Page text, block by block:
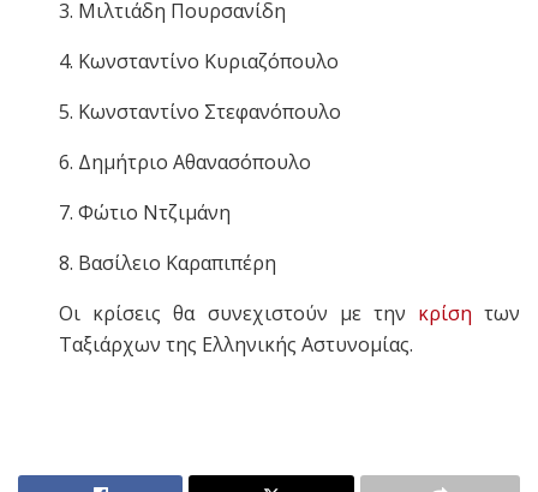
3. Μιλτιάδη Πουρσανίδη
4. Κωνσταντίνο Κυριαζόπουλο
5. Κωνσταντίνο Στεφανόπουλο
6. Δημήτριο Αθανασόπουλο
7. Φώτιο Ντζιμάνη
8. Βασίλειο Καραπιπέρη
Οι κρίσεις θα συνεχιστούν με την κρίση των
Ταξιάρχων της Ελληνικής Αστυνομίας.